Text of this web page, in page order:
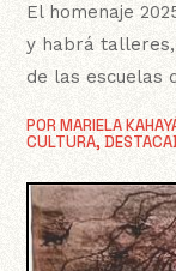
PORMARIELA
CULTURA,
El homenaje
y habrá
de las escuelas